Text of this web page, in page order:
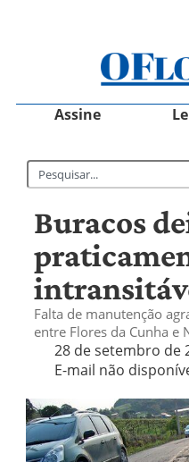
Assine
Buracos
Falta de manutenção
entre Flores da Cunha e
28 de setembro de
E-mail não